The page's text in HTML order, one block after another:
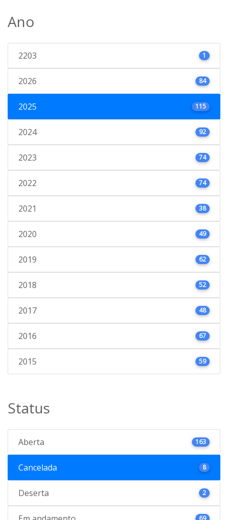
Ano
2203 1
2026 84
2025 115
2024 92
2023 74
2022 74
2021 38
2020 49
2019 62
2018 52
2017 48
2016 67
2015 59
Status
Aberta 163
Cancelada 8
Deserta 2
69